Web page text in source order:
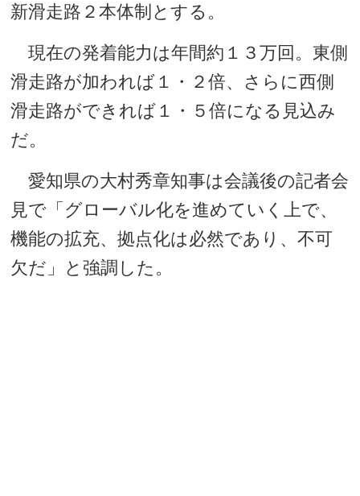
新滑走路２本体制とする。
現在の発着能力は年間約１３万回。東側
滑走路が加われば１・２倍、さらに西側
滑走路ができれば１・５倍になる見込み
だ。
愛知県の大村秀章知事は会議後の記者会
見で「グローバル化を進めていく上で、
機能の拡充、拠点化は必然であり、不可
欠だ」と強調した。